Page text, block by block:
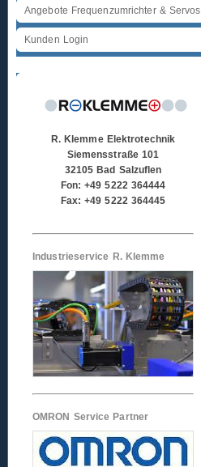
Angebote Frequenzumrichter & Servos
Kunden Login
R. Klemme Elektrotechnik
Siemensstraße 101
32105 Bad Salzuflen
Fon: +49 5222 364444
Fax: +49 5222 364445
Industrieservice R. Klemme
OMRON Service Partner